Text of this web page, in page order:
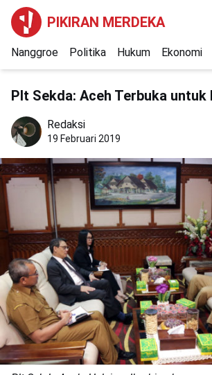
PIKIRAN MERDEKA
Nanggroe Politika Hukum Ekonomi
Plt Sekda: Aceh Terbuka untuk
Redaksi
19 Februari 2019